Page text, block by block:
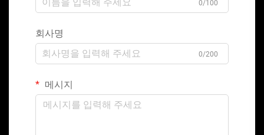
0/100
회사명
0/200
메시지